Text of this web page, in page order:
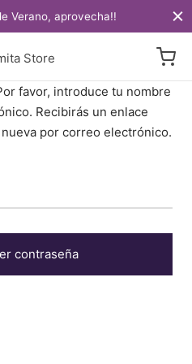
Verano, aprovecha!!
favor, introduce tu nombre
Recibirás un enlace
por correo electrónico.
contraseña